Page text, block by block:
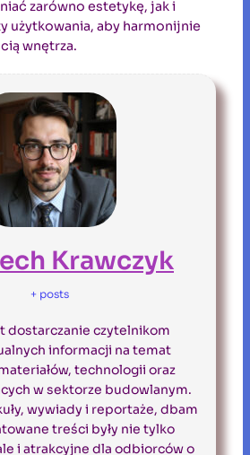
zarówno estetykę, jak i
użytkowania, aby harmonijnie
wnętrza.
Krawczyk
+ posts
dostarczanie czytelnikom
informacji na temat
technologii oraz
w sektorze budowlanym.
wywiady i reportaże, dbam
treści były nie tylko
i atrakcyjne dla odbiorców o